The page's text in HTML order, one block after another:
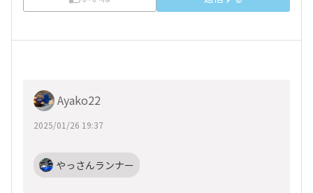
Ayako22
2025/01/26 19:37
やっさんランナー